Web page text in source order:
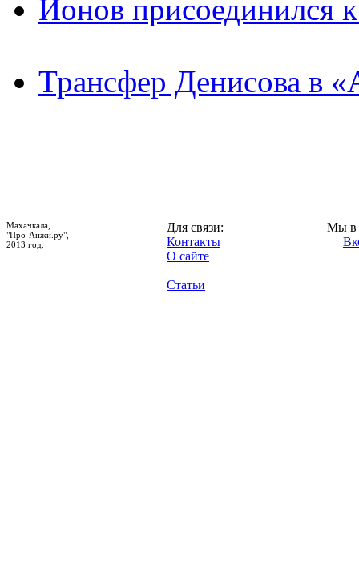
Ионов присоединился
Трансфер Денисова в
Махачкала,
"Про-Анжи.ру",
2013 год.
Для связи:
Контакты
О сайте
Статьи
Мы в